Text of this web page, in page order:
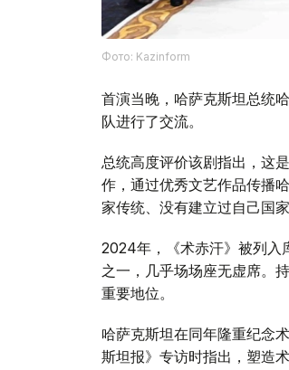
Фото: Kazinform
队进行了交流。
总统高度评价该剧指出，这
家传统、没有建立过自己国
2024年，《术赤汗》被列入
重要地位。